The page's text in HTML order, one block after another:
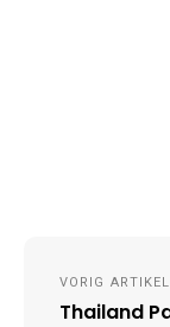
VORIG ARTIKEL
Thailand